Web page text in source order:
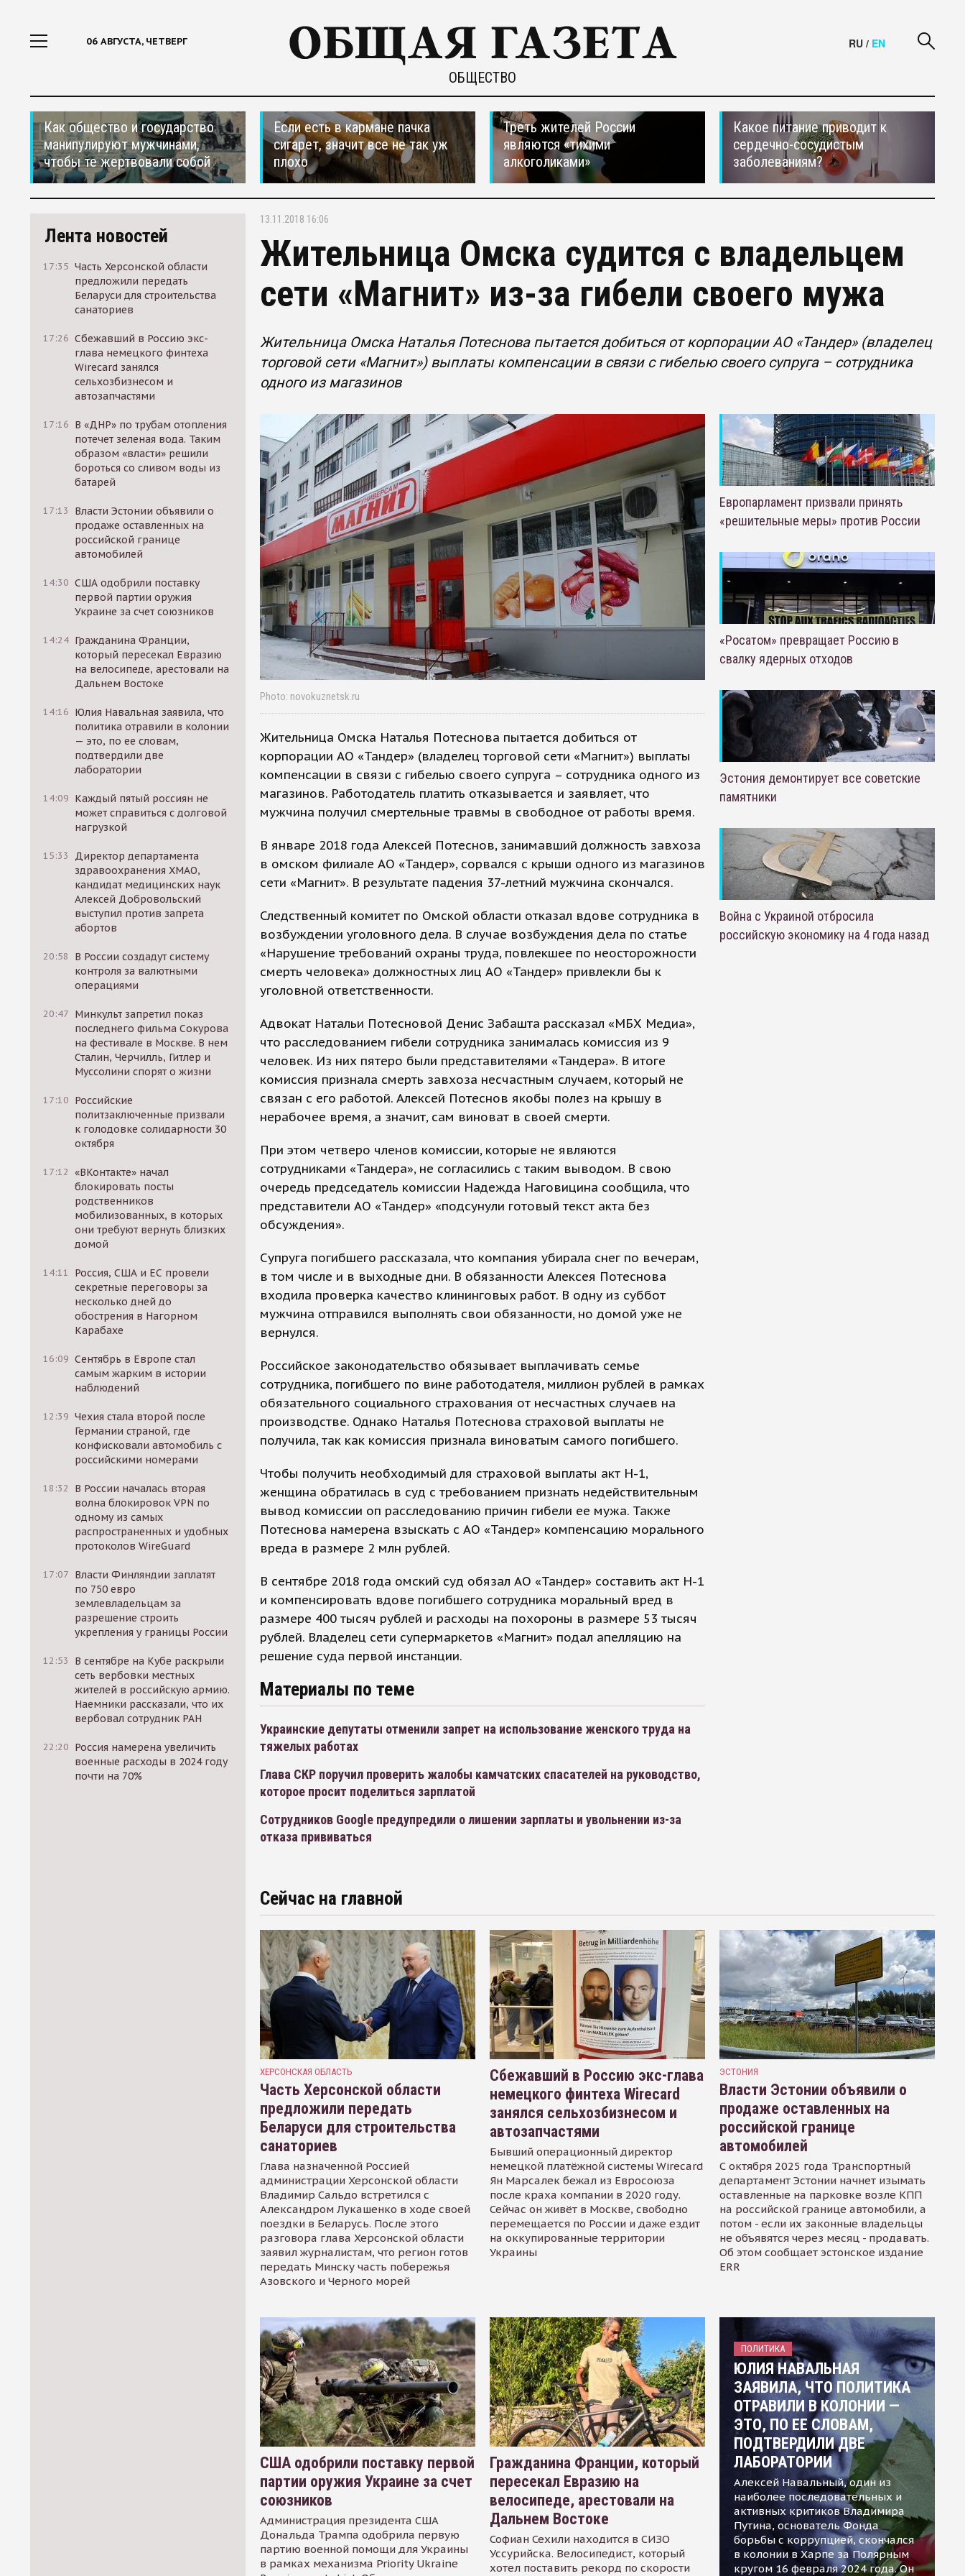
06 АВГУСТА, ЧЕТВЕРГ
ОБЩЕСТВО
RU / EN
Как общество и государство
манипулируют мужчинами,
чтобы те жертвовали собой
Если есть в кармане пачка
сигарет, значит все не так уж
плохо
Треть жителей России
являются «тихими
алкоголиками»
Какое питание приводит к
сердечно-сосудистым
заболеваниям?
Лента новостей
17:35 Часть Херсонской области
предложили передать
Беларуси для строительства
санаториев
17:26 Сбежавший в Россию экс-
глава немецкого финтеха
Wirecard занялся
сельхозбизнесом и
автозапчастями
17:16 В «ДНР» по трубам отопления
потечет зеленая вода. Таким
образом «власти» решили
бороться со сливом воды из
батарей
17:13
Власти Эстонии объявили о
продаже оставленных на
российской границе
автомобилей
14:30 США одобрили поставку
первой партии оружия
Украине за счет союзников
14:24 Гражданина Франции,
который пересекал Евразию
на велосипеде, арестовали на
Дальнем Востоке
14:16 Юлия Навальная заявила, что
политика отравили в колонии
— это, по ее словам,
подтвердили две
лаборатории
14:09 Каждый пятый россиян не
может справиться с долговой
нагрузкой
15:33
Директор департамента
здравоохранения ХМАО,
кандидат медицинских наук
Алексей Добровольский
выступил против запрета
абортов
20:58
В России создадут систему
контроля за валютными
операциями
20:47 Минкульт запретил показ
последнего фильма Сокурова
на фестивале в Москве. В нем
Сталин, Черчилль, Гитлер и
Муссолини спорят о жизни
17:10 Российские
политзаключенные призвали
к голодовке солидарности 30
октября
17:12 «ВКонтакте» начал
блокировать посты
родственников
мобилизованных, в которых
они требуют вернуть близких
домой
14:11
Россия, США и ЕС провели
секретные переговоры за
несколько дней до
обострения в Нагорном
Карабахе
16:09 Сентябрь в Европе стал
самым жарким в истории
наблюдений
12:39 Чехия стала второй после
Германии страной, где
конфисковали автомобиль с
российскими номерами
18:32
В России началась вторая
волна блокировок VPN по
одному из самых
распространенных и удобных
протоколов WireGuard
17:07 Власти Финляндии заплатят
по 750 евро
землевладельцам за
разрешение строить
укрепления у границы России
12:53
В сентябре на Кубе раскрыли
сеть вербовки местных
жителей в российскую армию.
Наемники рассказали, что их
вербовал сотрудник РАН
22:20 Россия намерена увеличить
военные расходы в 2024 году
почти на 70%
13.11.2018 16:06
Жительница Омска судится с владельцем
сети «Магнит» из-за гибели своего мужа
Жительница Омска Наталья Потеснова пытается добиться от корпорации АО «Тандер» (владелец
торговой сети «Магнит») выплаты компенсации в связи с гибелью своего супруга – сотрудника
одного из магазинов
Photo: novokuznetsk.ru
Жительница Омска Наталья Потеснова пытается добиться от
корпорации АО «Тандер» (владелец торговой сети «Магнит») выплаты
компенсации в связи с гибелью своего супруга – сотрудника одного из
магазинов. Работодатель платить отказывается и заявляет, что
мужчина получил смертельные травмы в свободное от работы время.
В январе 2018 года Алексей Потеснов, занимавший должность завхоза
в омском филиале АО «Тандер», сорвался с крыши одного из магазинов
сети «Магнит». В результате падения 37-летний мужчина скончался.
Следственный комитет по Омской области отказал вдове сотрудника в
возбуждении уголовного дела. В случае возбуждения дела по статье
«Нарушение требований охраны труда, повлекшее по неосторожности
смерть человека» должностных лиц АО «Тандер» привлекли бы к
уголовной ответственности.
Адвокат Натальи Потесновой Денис Забашта рассказал «МБХ Медиа»,
что расследованием гибели сотрудника занималась комиссия из 9
человек. Из них пятеро были представителями «Тандера». В итоге
комиссия признала смерть завхоза несчастным случаем, который не
связан с его работой. Алексей Потеснов якобы полез на крышу в
нерабочее время, а значит, сам виноват в своей смерти.
При этом четверо членов комиссии, которые не являются
сотрудниками «Тандера», не согласились с таким выводом. В свою
очередь председатель комиссии Надежда Наговицина сообщила, что
представители АО «Тандер» «подсунули готовый текст акта без
обсуждения».
Супруга погибшего рассказала, что компания убирала снег по вечерам,
в том числе и в выходные дни. В обязанности Алексея Потеснова
входила проверка качество клининговых работ. В одну из суббот
мужчина отправился выполнять свои обязанности, но домой уже не
вернулся.
Российское законодательство обязывает выплачивать семье
сотрудника, погибшего по вине работодателя, миллион рублей в рамках
обязательного социального страхования от несчастных случаев на
производстве. Однако Наталья Потеснова страховой выплаты не
получила, так как комиссия признала виноватым самого погибшего.
Чтобы получить необходимый для страховой выплаты акт Н-1,
женщина обратилась в суд с требованием признать недействительным
вывод комиссии оп расследованию причин гибели ее мужа. Также
Потеснова намерена взыскать с АО «Тандер» компенсацию морального
вреда в размере 2 млн рублей.
В сентябре 2018 года омский суд обязал АО «Тандер» составить акт Н-1
и компенсировать вдове погибшего сотрудника моральный вред в
размере 400 тысяч рублей и расходы на похороны в размере 53 тысяч
рублей. Владелец сети супермаркетов «Магнит» подал апелляцию на
решение суда первой инстанции.
Материалы по теме
Украинские депутаты отменили запрет на использование женского труда на
тяжелых работах
Глава СКР поручил проверить жалобы камчатских спасателей на руководство,
которое просит поделиться зарплатой
Сотрудников Google предупредили о лишении зарплаты и увольнении из-за
отказа прививаться
Европарламент призвали принять
«решительные меры» против России
«Росатом» превращает Россию в
свалку ядерных отходов
Эстония демонтирует все советские
памятники
Война с Украиной отбросила
российскую экономику на 4 года назад
Сейчас на главной
ХЕРСОНСКАЯ ОБЛАСТЬ
Часть Херсонской области
предложили передать
Беларуси для строительства
санаториев
Глава назначенной Россией
администрации Херсонской области
Владимир Сальдо встретился с
Александром Лукашенко в ходе своей
поездки в Беларусь. После этого
разговора глава Херсонской области
заявил журналистам, что регион готов
передать Минску часть побережья
Азовского и Черного морей
Сбежавший в Россию экс-глава
немецкого финтеха Wirecard
занялся сельхозбизнесом и
автозапчастями
Бывший операционный директор
немецкой платёжной системы Wirecard
Ян Марсалек бежал из Евросоюза
после краха компании в 2020 году.
Сейчас он живёт в Москве, свободно
перемещается по России и даже ездит
на оккупированные территории
Украины
ЭСТОНИЯ
Власти Эстонии объявили о
продаже оставленных на
российской границе
автомобилей
С октября 2025 года Транспортный
департамент Эстонии начнет изымать
оставленные на парковке возле КПП
на российской границе автомобили, а
потом - если их законные владельцы
не объявятся через месяц - продавать.
Об этом сообщает эстонское издание
ERR
США одобрили поставку первой
партии оружия Украине за счет
союзников
Администрация президента США
Дональда Трампа одобрила первую
партию военной помощи для Украины
в рамках механизма Priority Ukraine
Гражданина Франции, который
пересекал Евразию на
велосипеде, арестовали на
Дальнем Востоке
Софиан Сехили находится в СИЗО
Уссурийска. Велосипедист, который
хотел поставить рекорд по скорости
ПОЛИТИКА
ЮЛИЯ НАВАЛЬНАЯ
ЗАЯВИЛА, ЧТО ПОЛИТИКА
ОТРАВИЛИ В КОЛОНИИ —
ЭТО, ПО ЕЕ СЛОВАМ,
ПОДТВЕРДИЛИ ДВЕ
ЛАБОРАТОРИИ
Алексей Навальный, один из
наиболее последовательных и
активных критиков Владимира
Путина, основатель Фонда
борьбы с коррупцией, скончался
в колонии в Харпе за Полярным
кругом 16 февраля 2024 года. Он